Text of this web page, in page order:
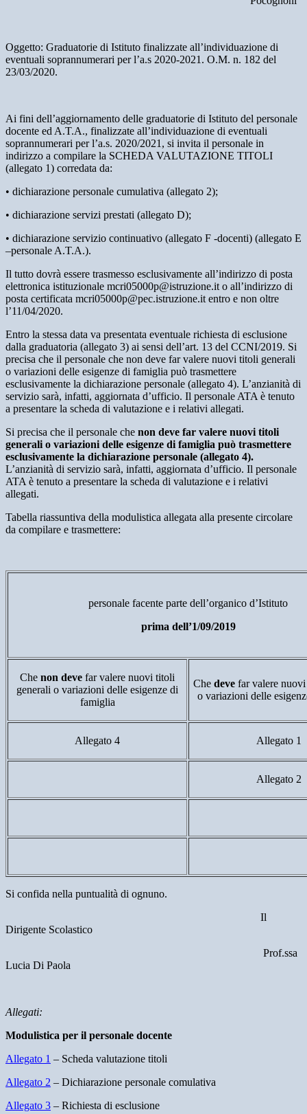
Oggetto: Graduatorie di Istituto finalizzate all’individuazione di
eventuali soprannumerari per l’a.s 2020-2021. O.M. n. 182 del
23/03/2020.
Ai fini dell’aggiornamento delle graduatorie di Istituto del personale
docente ed A.T.A., finalizzate all’individuazione di eventuali
soprannumerari per l’a.s. 2020/2021, si invita il personale in
indirizzo a compilare la SCHEDA VALUTAZIONE TITOLI
(allegato 1) corredata da:
• dichiarazione personale cumulativa (allegato 2);
• dichiarazione servizi prestati (allegato D);
• dichiarazione servizio continuativo (allegato F -docenti) (allegato E
–personale A.T.A.).
Il tutto dovrà essere trasmesso esclusivamente all’indirizzo di posta
elettronica istituzionale mcri05000p@istruzione.it o all’indirizzo di
posta certificata mcri05000p@pec.istruzione.it entro e non oltre
l’11/04/2020.
Entro la stessa data va presentata eventuale richiesta di esclusione
dalla graduatoria (allegato 3) ai sensi dell’art. 13 del CCNI/2019. Si
precisa che il personale che non deve far valere nuovi titoli generali
o variazioni delle esigenze di famiglia può trasmettere
esclusivamente la dichiarazione personale (allegato 4). L’anzianità di
servizio sarà, infatti, aggiornata d’ufficio. Il personale ATA è tenuto
a presentare la scheda di valutazione e i relativi allegati.
Si precisa che il personale che non deve far valere nuovi titoli
generali o variazioni delle esigenze di famiglia può trasmettere
esclusivamente la dichiarazione personale (allegato 4).
L’anzianità di servizio sarà, infatti, aggiornata d’ufficio. Il personale
ATA è tenuto a presentare la scheda di valutazione e i relativi
allegati.
Tabella riassuntiva della modulistica allegata alla presente circolare
da compilare e trasmettere:
personale facente parte dell’organico d’Istituto
prima dell’1/09/2019
Che non deve far valere nuovi titoli
generali o variazioni delle esigenze di
famiglia
Che devefar valere
o variazioni delle
Allegato 4 Allegato 1
Allegato 2
Si confida nella puntualità di ognuno.
Il
Dirigente Scolastico
Prof.ssa
Lucia Di Paola
Allegati:
Modulistica per il personale docente
Allegato 1 – Scheda valutazione titoli
Allegato 2 – Dichiarazione personale comulativa
Allegato 3 – Richiesta di esclusione